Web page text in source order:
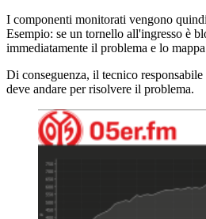
I componenti monitorati vengono
Esempio: se un tornello all'ingresso è
immediatamente il problema e lo
Di conseguenza, il tecnico
deve andare per risolvere il problema.